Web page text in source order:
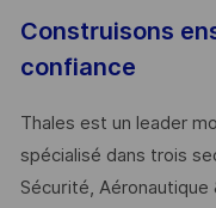
Construisons
confiance
Thales est un leader
spécialisé dans trois
Sécurité, Aéronautique